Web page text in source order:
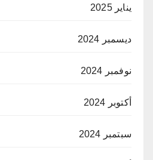
يناير 2025
ديسمبر 2024
نوفمبر 2024
أكتوبر 2024
سبتمبر 2024